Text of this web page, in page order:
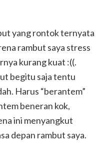
yang rontok ternyata
rambut saya stress
kurang kuat :((.
begitu saja tentu
Harus “berantem”
beneran kok,
ini menyangkut
depan rambut saya.